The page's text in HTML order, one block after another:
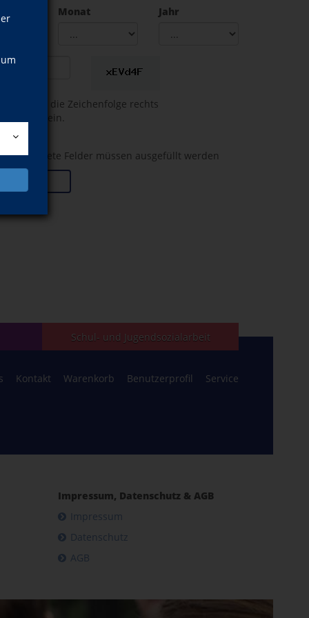
Monat Jahr
Sie hier die Zeichenfolge rechts
Feld ein.
Felder müssen ausgefüllt werden
Schul- und Jugendsozialarbeit
Kontakt Warenkorb Benutzerprofil Service
Impressum, Datenschutz & AGB
Impressum
Datenschutz
AGB